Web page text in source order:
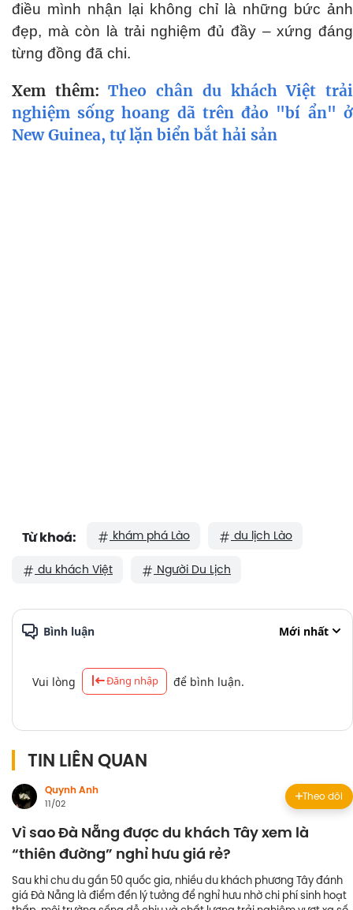
điều mình nhận lại không chỉ là những bức ảnh
đẹp, mà còn là trải nghiệm đủ đầy – xứng đáng
từng đồng đã chi.
Xem thêm:Theo chân du khách Việt trải
nghiệm sống hoang dã trên đảo "bí ẩn" ở
New Guinea, tự lặn biển bắt hải sản
Từ khoá: khám phá Lào du lịch Lào
du khách Việt Người Du Lịch
Bình luận Mới nhất
Vui lòng Đăng nhập để bình luận.
TIN LIÊN QUAN
Quynh Anh
11/02
Theo dõi
Vì sao Đà Nẵng được du khách Tây xem là
“thiên đường” nghỉ hưu giá rẻ?
Sau khi chu du gần 50 quốc gia, nhiều du khách phương Tây đánh
giá Đà Nẵng là điểm đến lý tưởng để nghỉ hưu nhờ chi phí sinh hoạt